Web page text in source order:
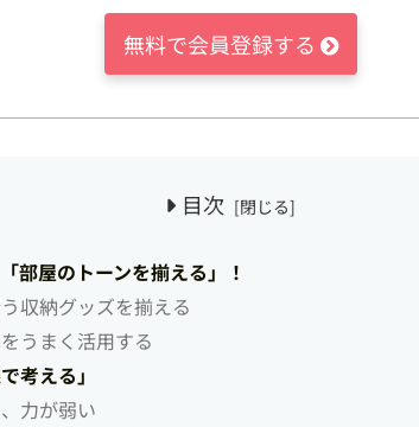
無料で会員登録する
目次
部屋のトーンを揃える」！
収納グッズを揃える
うまく活用する
考える」
力が弱い